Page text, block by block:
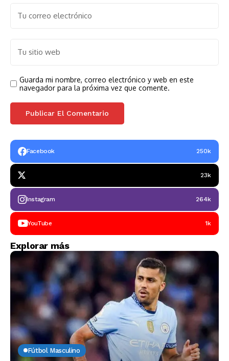
Guarda mi nombre, correo electrónico y web en este
navegador para la próxima vez que comente.
Facebook 250k
23k
Instagram 264k
YouTube 1k
Explorar más
Fútbol Masculino